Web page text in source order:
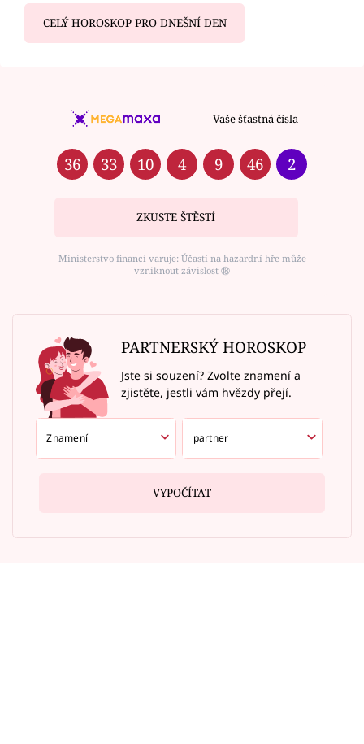
CELÝ HOROSKOP PRO DNEŠNÍ DEN
Vaše šťastná čísla
36 33 10 4 9 46 2
ZKUSTE ŠTĚSTÍ
Ministerstvo financí varuje: Účastí na hazardní hře může
vzniknout závislost ⑱
PARTNERSKÝ HOROSKOP
Jste si souzení? Zvolte znamení a
zjistěte, jestli vám hvězdy přejí.
VYPOČÍTAT